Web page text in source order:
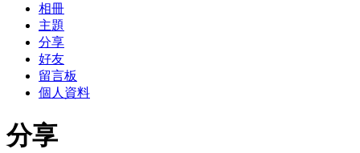
相冊
主題
分享
好友
留言板
個人資料
分享